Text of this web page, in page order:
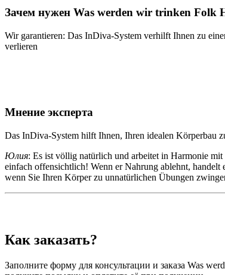
Зачем нужен Was werden wir trinken Folk
Wir garantieren: Das InDiva‑System verhilft Ihnen zu
verlieren
Мнение эксперта
Das InDiva‑System hilft Ihnen, Ihren idealen
Юлия: Es ist völlig natürlich und arbeitet in Harmonie
einfach offensichtlich! Wenn er Nahrung ablehnt, handelt
wenn Sie Ihren Körper zu unnatürlichen Übungen
Как заказать?
Заполните форму для консультации и заказа Was